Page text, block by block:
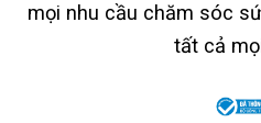
mọi nhu cầu chăm sóc
tất cả